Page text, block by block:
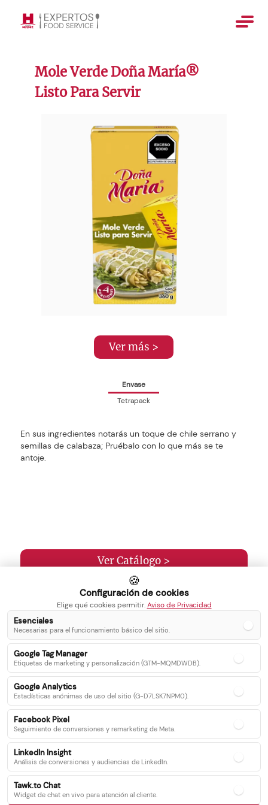
Mole Verde Doña María®
Listo Para Servir
Ver más >
Envase
Tetrapack
En sus ingredientes notarás un toque de chile serrano y
semillas de calabaza; Pruébalo con lo que más se te
antoje.
Ver Catálogo >
Inicio
Servicios
Catálogo
Recetas
Blog
Contacto
Síguenos en nuestras redes sociales
Facebook Instagram
Youtube WhatsApp
🍪
Configuración de cookies
Elige qué cookies permitir. Aviso de Privacidad
Esenciales
Necesarias para el funcionamiento básico del sitio.
Google Tag Manager
Etiquetas de marketing y personalización (GTM-MQMDWDB).
Google Analytics
Estadísticas anónimas de uso del sitio (G-D7LSK7NPM0).
Facebook Pixel
Seguimiento de conversiones y remarketing de Meta.
LinkedIn Insight
Análisis de conversiones y audiencias de LinkedIn.
Tawk.to Chat
Widget de chat en vivo para atención al cliente.